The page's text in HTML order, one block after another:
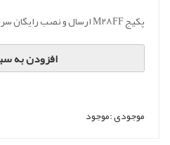
پکیج M28FF ارسال و نصب رایگان سراسر کشور
افزودن به
موجودی :موجود